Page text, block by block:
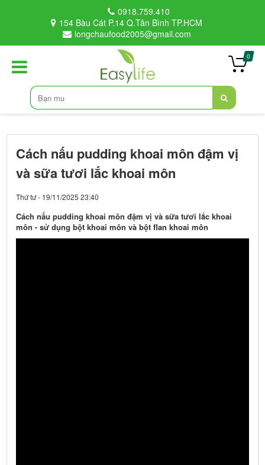
0918.759.410
154 Bàu Cát P.14 Q.Tân Bình TP.HCM
longchaufood2005@gmail.com
0
Cách nấu pudding khoai môn đậm vị
và sữa tươi lắc khoai môn
Thứ tư - 19/11/2025 23:40
Cách nấu pudding khoai môn đậm vị và sữa tươi lắc khoai
môn - sử dụng bột khoai môn và bột flan khoai môn